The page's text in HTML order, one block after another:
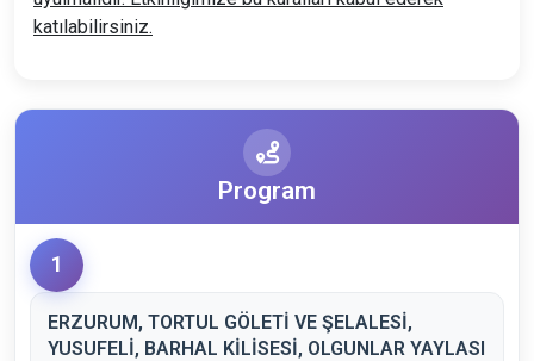
katılabilirsiniz.
Program
1
ERZURUM, TORTUL GÖLETİ VE ŞELALESİ,
YUSUFELİ, BARHAL KİLİSESİ, OLGUNLAR YAYLASI